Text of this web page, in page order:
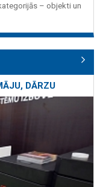
– objekti un
DĀRZU